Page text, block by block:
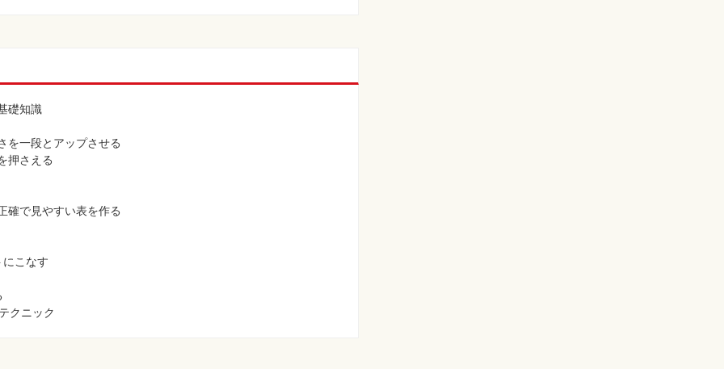
礎知識
一段とアップさせる
押さえる
で見やすい表を作る
こなす
クニック